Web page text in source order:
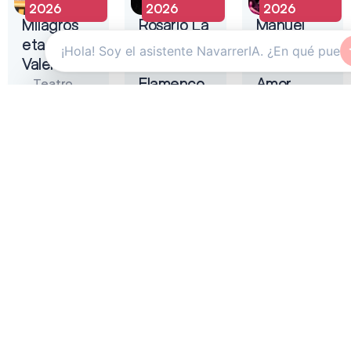
2026
Milagros
eta
Valentina
Teatro
2026
Rosario La
Tremendita
Flamenco
2026
Manuel
Liñán –
Muerta de
Amor